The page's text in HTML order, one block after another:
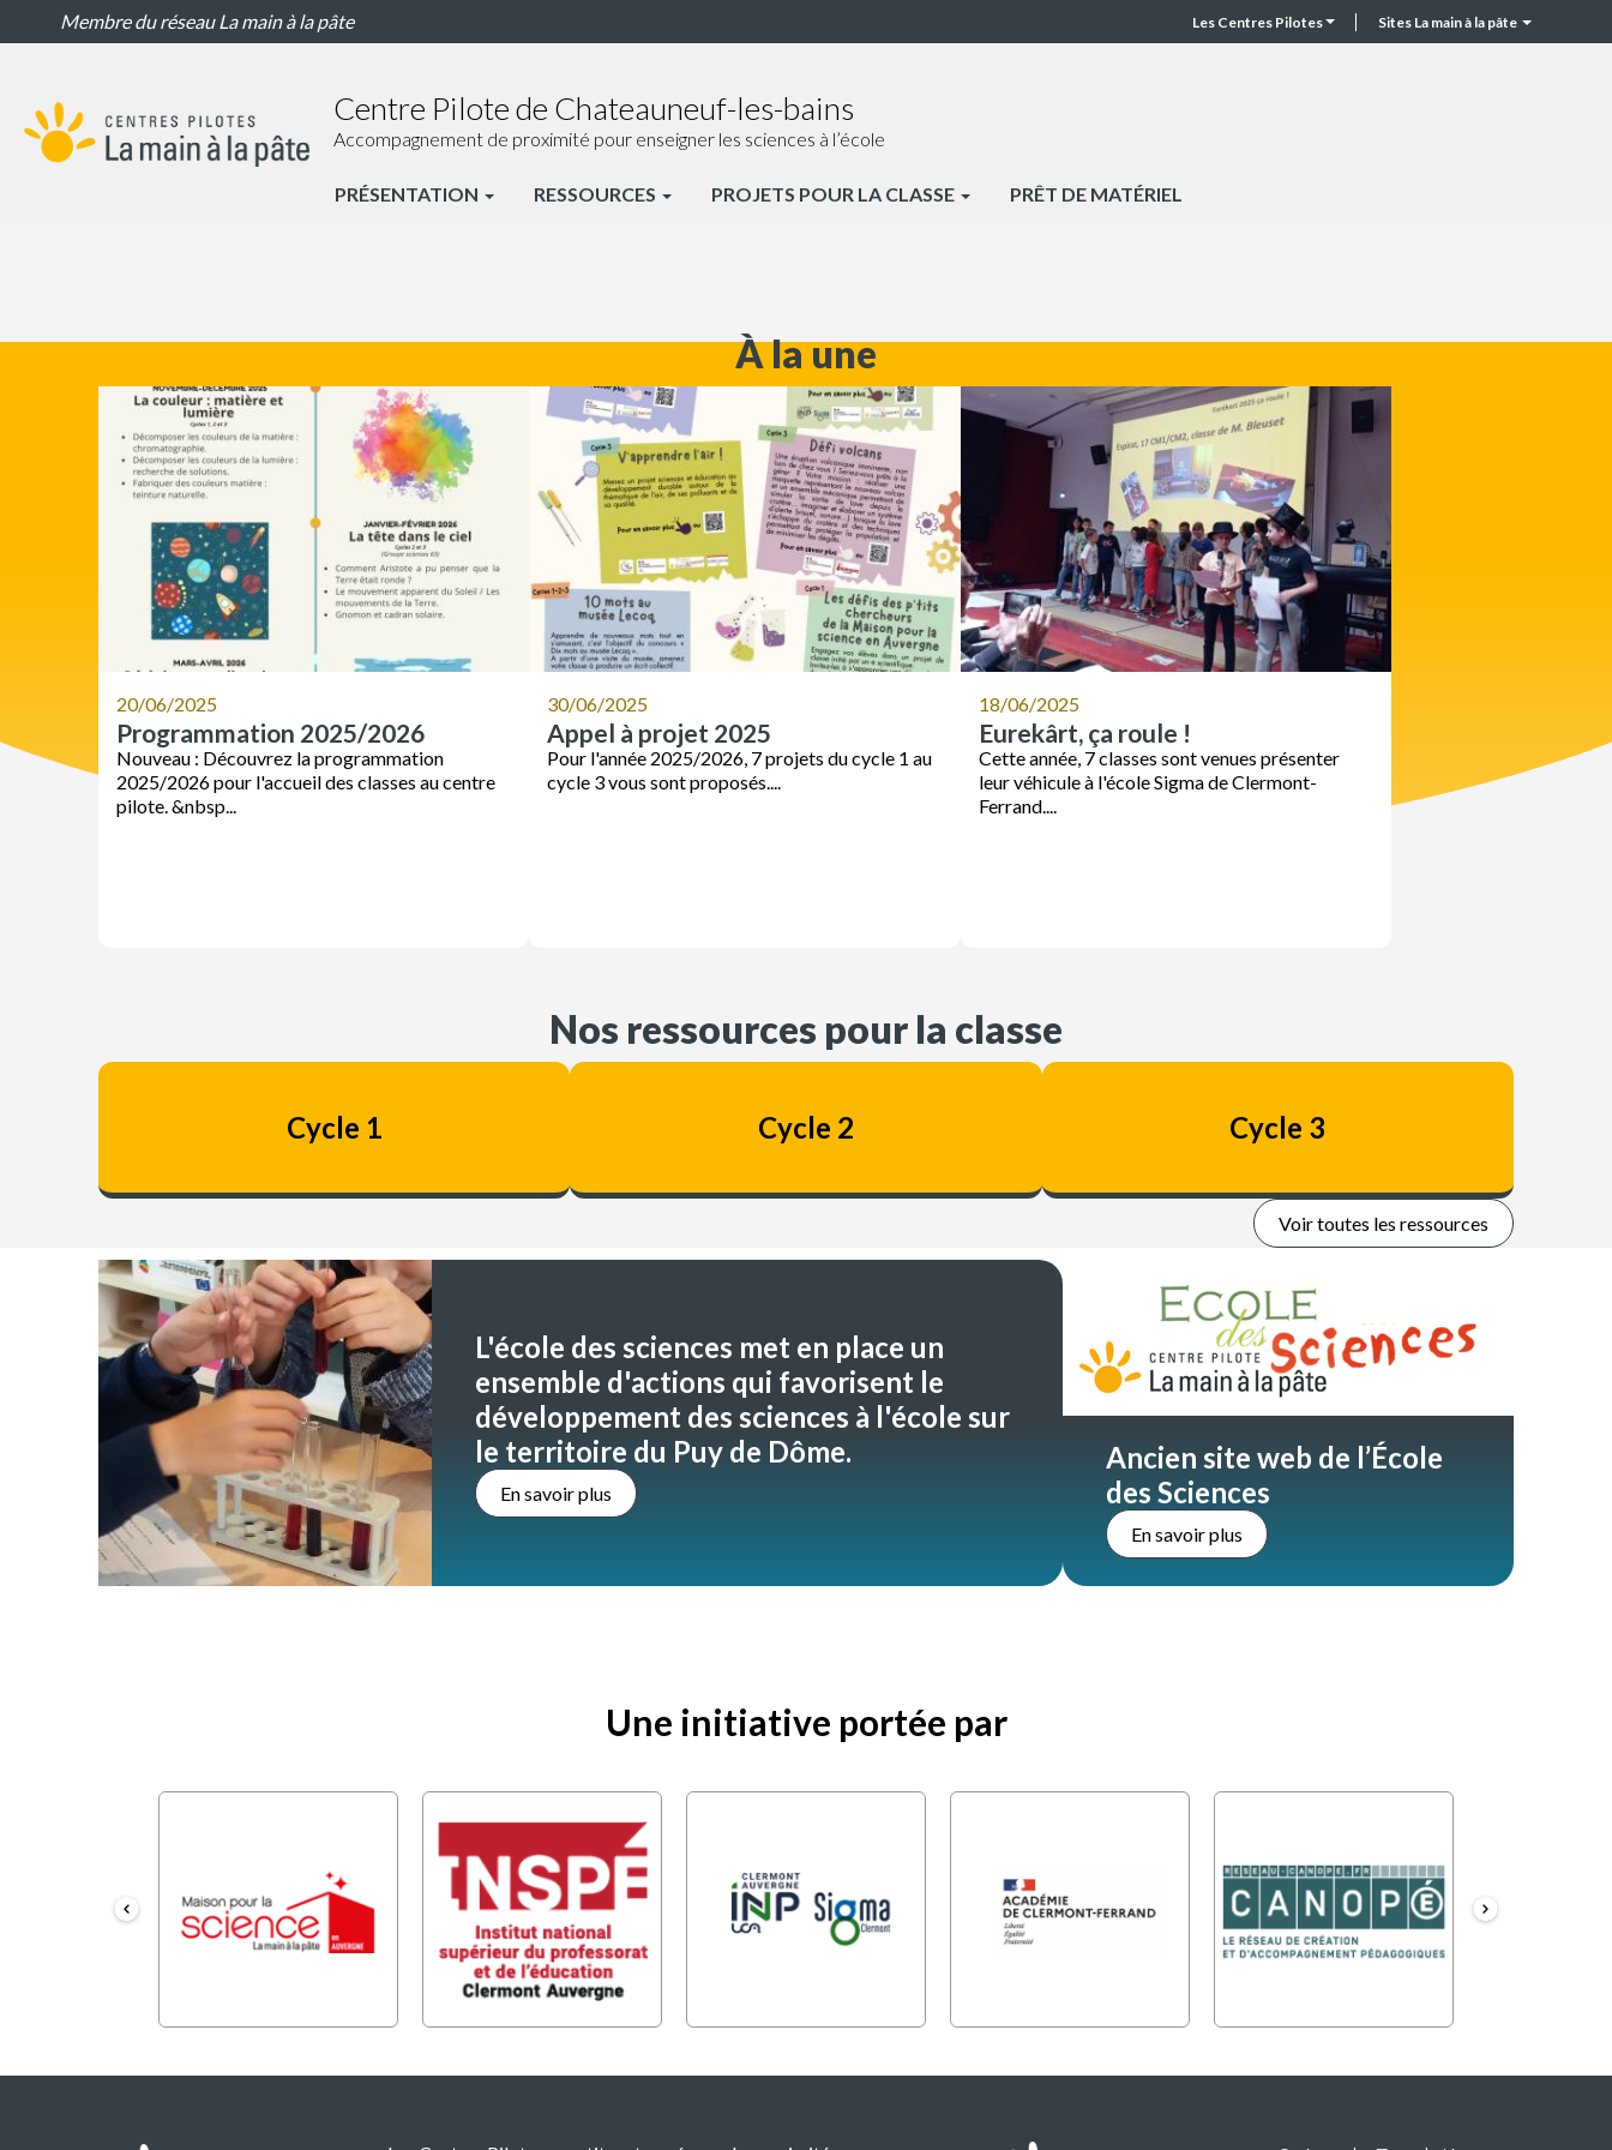
Chateauneuf
Membre du réseau La main à la pâte
CP
Les Centres Pilotes Sites La main à la pâte
Centre Pilote de Chateauneuf-les-bains
Accompagnement de proximité pour enseigner les sciences à l’école
principale
PRÉSENTATION RESSOURCES PROJETS POUR LA CLASSE PRÊT DE MATÉRIEL
À la une
20/06/2025
Programmation 2025/2026
Nouveau : Découvrez la programmation
2025/2026 pour l'accueil des classes au centre
pilote. &nbsp...
30/06/2025
Appel à projet 2025
Pour l'année 2025/2026, 7 projets du cycle 1 au
cycle 3 vous sont proposés....
18/06/2025
Eurekârt, ça roule !
Cette année, 7 classes sont venues présenter
leur véhicule à l'école Sigma de Clermont-
Ferrand....
Nos ressources pour la classe
Cycle 1 Cycle 2 Cycle 3
Voir toutes les ressources
L'école des sciences met en place un
ensemble d'actions qui favorisent le
développement des sciences à l'école sur
le territoire du Puy de Dôme.
En savoir plus
Ancien site web de l’École
des Sciences
En savoir plus
Une initiative portée par